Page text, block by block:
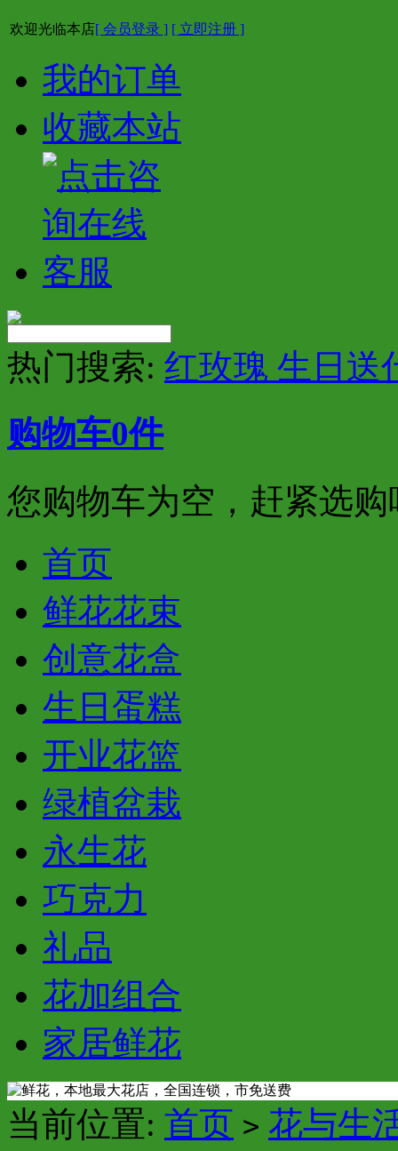
欢迎光临本店[ 会员登录 ] [ 立即注册 ]
我的订单
收藏本站
热门搜索: 红玫瑰 生日送
购物车0件
您购物车为空，赶紧选购
首页
鲜花花束
创意花盒
生日蛋糕
开业花篮
绿植盆栽
永生花
巧克力
礼品
花加组合
家居鲜花
当前位置: 首页 > 花与生